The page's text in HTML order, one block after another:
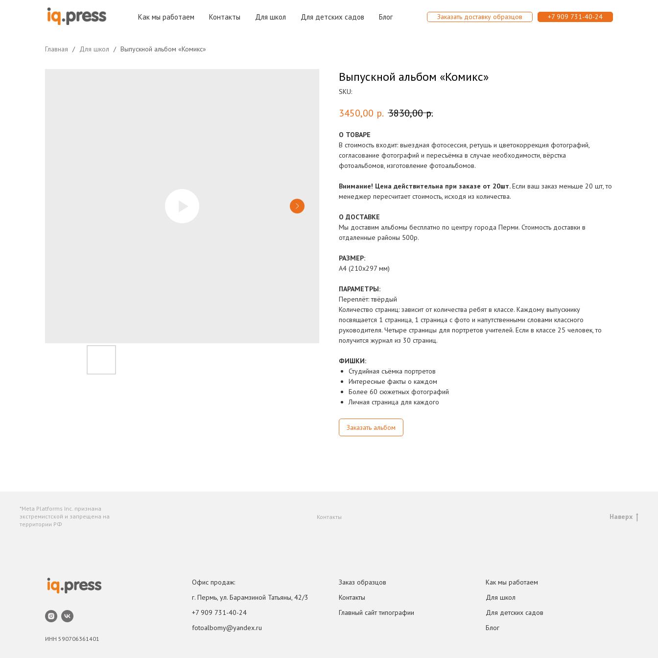
Как мы работаем Контакты Для школ Для детских садов Блог Заказать доставку образцов +7 909 731-40-24
Главная Для школ Выпускной альбом «Комикс»
Выпускной альбом «Комикс»
SKU:
3450,00 р. 3830,00 р.
О ТОВАРЕ
В стоимость входит: выездная фотосессия, ретушь и цветокоррекция фотографий,
согласование фотографий и пересъёмка в случае необходимости, вёрстка
фотоальбомов, изготовление фотоальбомов.
Внимание! Цена действительна при заказе от 20шт.Если ваш заказ меньше 20 шт, то
менеджер пересчитает стоимость, исходя из количества.
О ДОСТАВКЕ
Мы доставим альбомы бесплатно по центру города Перми. Стоимость доставки в
отдаленные районы 500р.
РАЗМЕР:
А4 (210х297 мм)
ПАРАМЕТРЫ:
Переплёт: твёрдый
Количество страниц: зависит от количества ребят в классе. Каждому выпускнику
посвящается 1 страница, 1 страница с фото и напутственными словами классного
руководителя. Четыре страницы для портретов учителей. Если в классе 25 человек, то
получится журнал из 30 страниц.
ФИШКИ:
Студийная съёмка портретов
Интересные факты о каждом
Более 60 сюжетных фотографий
Личная страница для каждого
Заказать альбом
*Meta Platforms Inc. признана
экстремистской и запрещена на
территории РФ
Контакты Наверх
ИНН 590706361401
Офис продаж:
г. Пермь, ул. Барамзиной Татьяны, 42/3
+7 909 731-40-24
fotoalbomy@yandex.ru
Заказ образцов
Контакты
Главный сайт типографии
Как мы работаем
Для школ
Для детских садов
Блог